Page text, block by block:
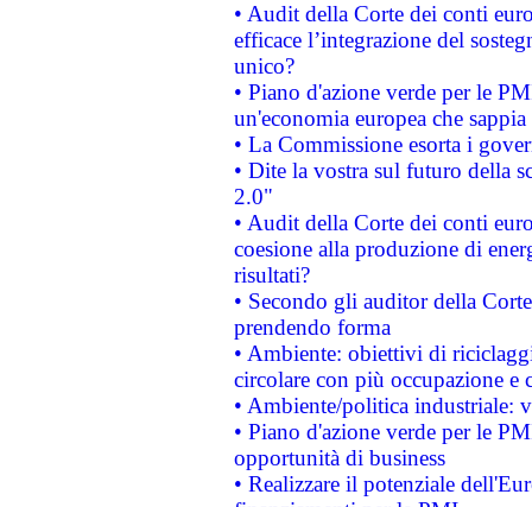
• Audit della Corte dei conti
efficace l’integrazione del
unico?
• Piano d'azione verde per le
un'economia europea che
• La Commissione esorta i
• Dite la vostra sul futuro della
2.0"
• Audit della Corte dei conti
coesione alla produzione di
risultati?
• Secondo gli auditor della
prendendo forma
• Ambiente: obiettivi di
circolare con più occupazione e
• Ambiente/politica industriale:
• Piano d'azione verde per le
opportunità di business
• Realizzare il potenziale